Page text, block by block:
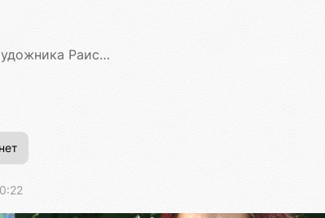
Раисы Арефьевой